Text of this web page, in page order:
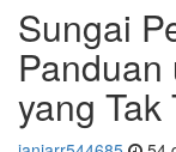
Sungai
Panduan
yang Tak